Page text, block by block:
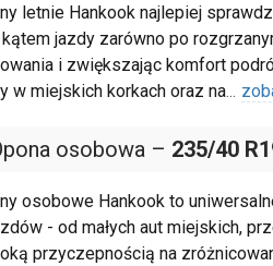
letnie Hankook najlepiej
jazdy zarówno po
i zwiększając komfort
w miejskich korkach oraz na...
osobowa – 235/40
osobowe Hankook to
- od małych aut miejskich,
przyczepnością na